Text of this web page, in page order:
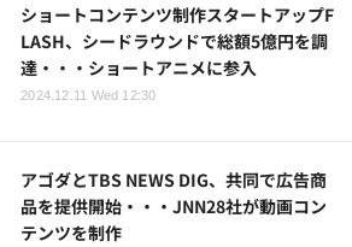
ショートコンテンツ制作スタートアップF
LASH、シードラウンドで総額5億円を調
達・・・ショートアニメに参入
2024.12.11 Wed 12:30
アゴダとTBS NEWS DIG、共同で広告商
品を提供開始・・・JNN28社が動画コン
テンツを制作